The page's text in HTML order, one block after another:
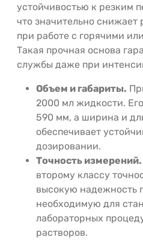
устойчивостью к резким
что значительно снижает
при работе с горячими
Такая прочная основа
службы даже при
Объем и габариты.
2000 мл жидкости.
590 мм, а ширина и
обеспечивает
дозировании.
Точность измерений.
второму классу
высокую надежность
необходимую для
лабораторных
растворов.